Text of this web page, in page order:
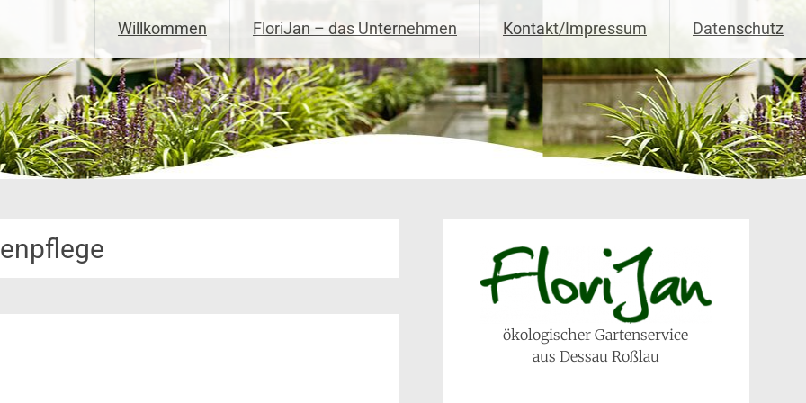
Willkommen FloriJan – das Unternehmen Kontakt/Impressum Datenschutz
ökologischer Gartenservice
aus Dessau Roßlau